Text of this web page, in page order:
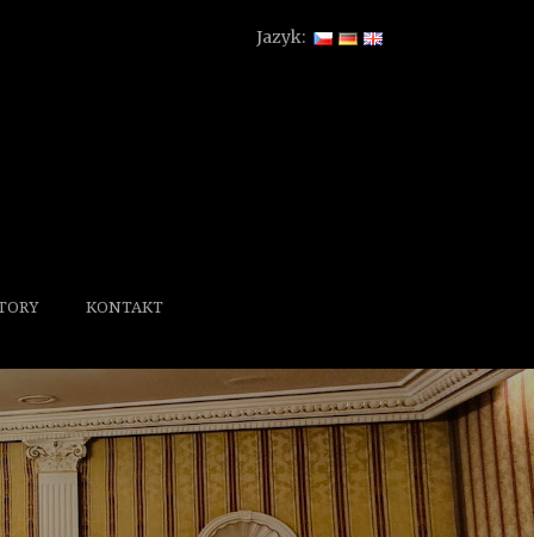
Jazyk:
KONTAKT